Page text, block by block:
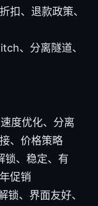
扣、退款政策、
、分离隧道、
度优化、分离
、价格策略
锁、稳定、有
促销
锁、界面友好、